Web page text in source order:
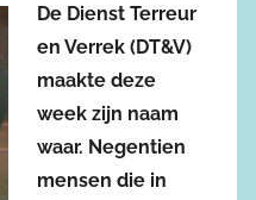
De Dienst Terreur
en Verrek (DT&V)
maakte deze
week zijn naam
waar. Negentien
mensen die in